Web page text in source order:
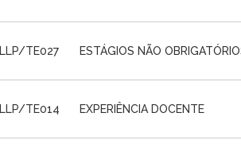
LLP/TE027 ESTÁGIOS NÃO
LLP/TE014 EXPERIÊNCIA DOCENTE